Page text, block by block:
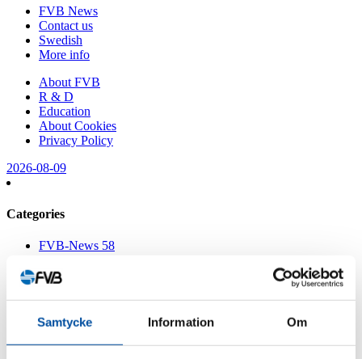
Samtycke Information Om
FVB News
Contact us
Swedish
More info
About FVB
R & D
Education
About Cookies
Privacy Policy
2026-08-09
Categories
FVB-News 58
FVB-News 56
FVB-News 54
FVB-News 53
FVB-News 52
FVB-News 51